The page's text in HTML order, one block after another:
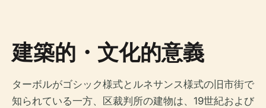
建築的・文化的意義
ターボルがゴシック様式とルネサンス様式の旧市街で
知られている一方、区裁判所の建物は、19世紀および